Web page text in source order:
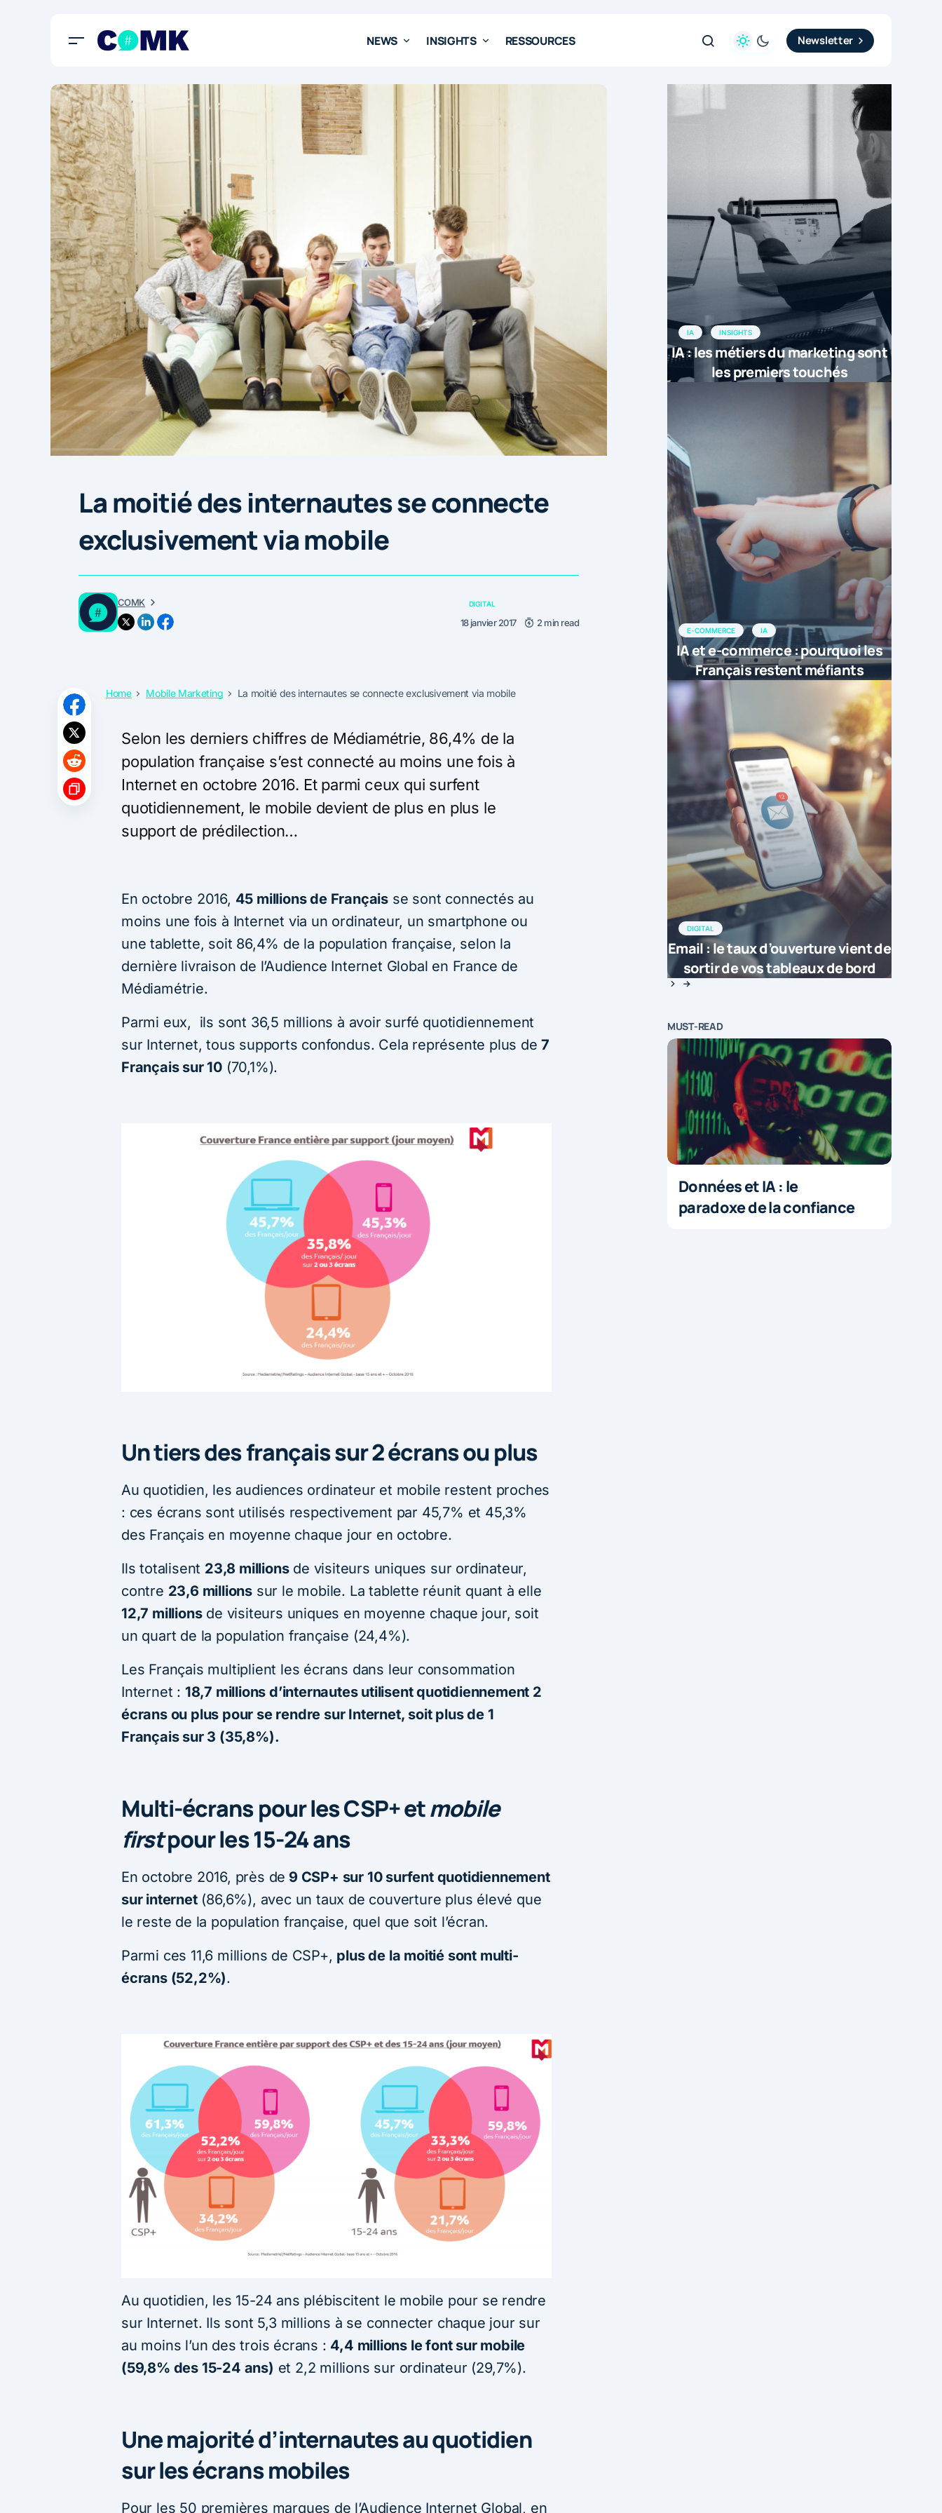
NEWS INSIGHTS RESSOURCES Newsletter
La moitié des internautes se connecte
exclusivement via mobile
COMK DIGITAL
18 janvier 2017 2 min read
Home Mobile Marketing La moitié des internautes se connecte exclusivement via mobile
Selon les derniers chiffres de Médiamétrie, 86,4% de la
population française s’est connecté au moins une fois à
Internet en octobre 2016. Et parmi ceux qui surfent
quotidiennement, le mobile devient de plus en plus le
support de prédilection…
En octobre 2016, 45 millions de Français se sont connectés au
moins une fois à Internet via un ordinateur, un smartphone ou
une tablette, soit 86,4% de la population française, selon la
dernière livraison de l’Audience Internet Global en France de
Médiamétrie.
Parmi eux, ils sont 36,5 millions à avoir surfé quotidiennement
sur Internet, tous supports confondus. Cela représente plus de7
Français sur 10 (70,1%).
Un tiers des français sur 2 écrans ou plus
Au quotidien, les audiences ordinateur et mobile restent proches
: ces écrans sont utilisés respectivement par 45,7% et 45,3%
des Français en moyenne chaque jour en octobre.
Ils totalisent 23,8 millionsde visiteurs uniques sur ordinateur,
contre 23,6 millions sur le mobile. La tablette réunit quant à elle
12,7 millionsde visiteurs uniques en moyenne chaque jour, soit
un quart de la population française (24,4%).
Les Français multiplient les écrans dans leur consommation
Internet : 18,7 millions d’internautes utilisent quotidiennement 2
écrans ou plus pour se rendre sur Internet, soit plus de 1
Français sur 3 (35,8%).
Multi-écrans pour les CSP+ etmobile
firstpour les 15-24 ans
En octobre 2016, près de 9 CSP+ sur 10 surfent quotidiennement
sur internet(86,6%), avec un taux de couverture plus élevé que
le reste de la population française, quel que soit l’écran.
Parmi ces 11,6 millions de CSP+, plus de la moitié sont multi-
écrans (52,2%).
Au quotidien, les 15-24 ans plébiscitent le mobile pour se rendre
sur Internet. Ils sont 5,3 millions à se connecter chaque jour sur
au moins l’un des trois écrans : 4,4 millions le font sur mobile
(59,8% des 15-24 ans) et 2,2 millions sur ordinateur (29,7%).
Une majorité d’internautes au quotidien
sur les écrans mobiles
Pour les 50 premières marques de l’Audience Internet Global, en
IA INSIGHTS
IA : les métiers du marketing sont
les premiers touchés
E-COMMERCE IA
IA et e-commerce : pourquoi les
Français restent méfiants
DIGITAL
Email : le taux d’ouverture vient de
sortir de vos tableaux de bord
MUST-READ
Données et IA : le
paradoxe de la confiance